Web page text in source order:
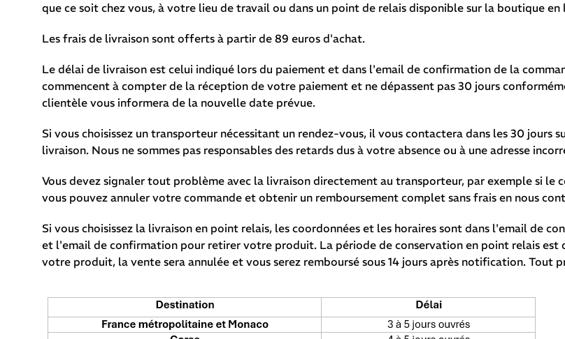
que ce soit chez vous, à votre lieu de travail ou dans un point de relais disponible sur la boutique en
Les frais de livraison sont offerts à partir de 89 euros d'achat.
Le délai de livraison est celui indiqué lors du paiement et dans l'email de confirmation de la
commencent à compter de la réception de votre paiement et ne dépassent pas 30 jours
clientèle vous informera de la nouvelle date prévue.
Si vous choisissez un transporteur nécessitant un rendez-vous, il vous contactera dans les 30
livraison. Nous ne sommes pas responsables des retards dus à votre absence ou à une adresse
Vous devez signaler tout problème avec la livraison directement au transporteur, par exemple si le
vous pouvez annuler votre commande et obtenir un remboursement complet sans frais en nous
Si vous choisissez la livraison en point relais, les coordonnées et les horaires sont dans l'email de
et l'email de confirmation pour retirer votre produit. La période de conservation en point relais est
votre produit, la vente sera annulée et vous serez remboursé sous 14 jours après notification.